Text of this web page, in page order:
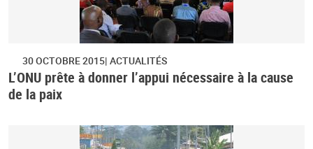
30 OCTOBRE 2015 ACTUALITÉS
L’ONU prête à donner l’appui nécessaire à la cause
de la paix